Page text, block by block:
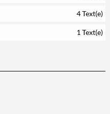
4 Text(e)
1 Text(e)